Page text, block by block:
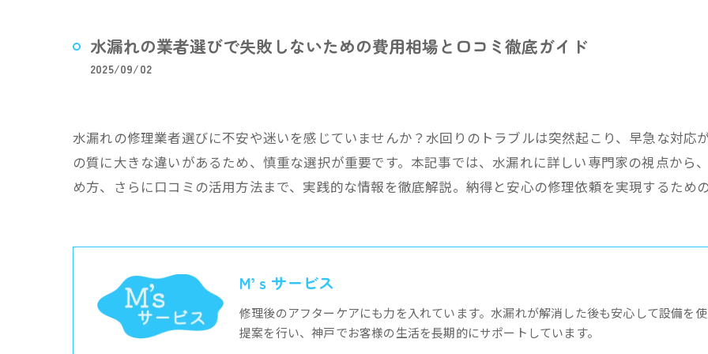
水漏れの業者選びで失敗しないための費用相場と口コミ徹底ガイド
2025/09/02
水漏れの修理業者選びに不安や迷いを感じていませんか？水回りのトラブルは突然起こり、早急な対応
の質に大きな違いがあるため、慎重な選択が重要です。本記事では、水漏れに詳しい専門家の視点から
め方、さらに口コミの活用方法まで、実践的な情報を徹底解説。納得と安心の修理依頼を実現するため
M’ｓサービス
修理後のアフターケアにも力を入れています。水漏れが解消した後も安心して設備を
提案を行い、神戸でお客様の生活を長期的にサポートしています。